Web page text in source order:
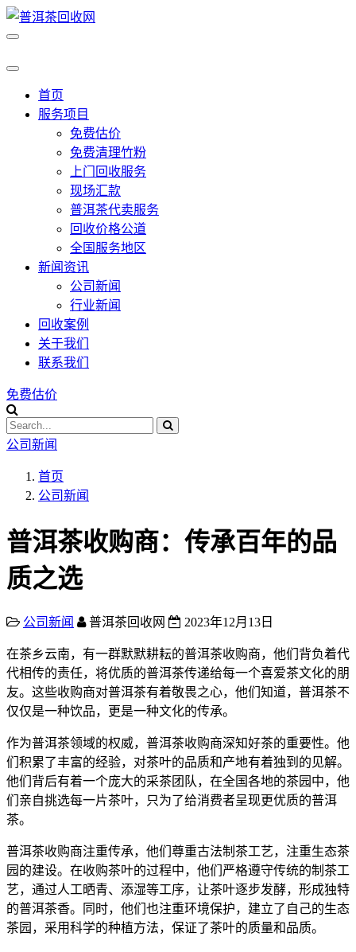
首页
服务项目
免费估价
免费清理竹粉
上门回收服务
现场汇款
普洱茶代卖服务
回收价格公道
全国服务地区
新闻资讯
公司新闻
行业新闻
回收案例
关于我们
联系我们
免费估价
公司新闻
首页
公司新闻
普洱茶收购商：传承百年的品
质之选
公司新闻 普洱茶回收网 2023年12月13日
在茶乡云南，有一群默默耕耘的普洱茶收购商，他们背负着代
代相传的责任，将优质的普洱茶传递给每一个喜爱茶文化的朋
友。这些收购商对普洱茶有着敬畏之心，他们知道，普洱茶不
仅仅是一种饮品，更是一种文化的传承。
作为普洱茶领域的权威，普洱茶收购商深知好茶的重要性。他
们积累了丰富的经验，对茶叶的品质和产地有着独到的见解。
他们背后有着一个庞大的采茶团队，在全国各地的茶园中，他
们亲自挑选每一片茶叶，只为了给消费者呈现更优质的普洱
茶。
普洱茶收购商注重传承，他们尊重古法制茶工艺，注重生态茶
园的建设。在收购茶叶的过程中，他们严格遵守传统的制茶工
艺，通过人工晒青、添湿等工序，让茶叶逐步发酵，形成独特
的普洱茶香。同时，他们也注重环境保护，建立了自己的生态
茶园，采用科学的种植方法，保证了茶叶的质量和品质。